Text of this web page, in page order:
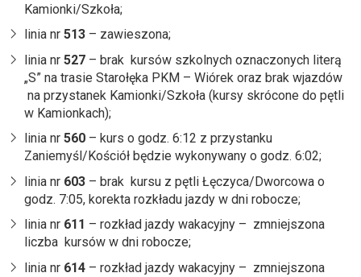
Kamionki/Szkoła;
linia nr 513 – zawieszona;
linia nr 527 – brak kursów szkolnych oznaczonych literą
„S” na trasie Starołęka PKM – Wiórek oraz brak wjazdów
na przystanek Kamionki/Szkoła (kursy skrócone do pętli
w Kamionkach);
linia nr 560 – kurs o godz. 6:12 z przystanku
Zaniemyśl/Kościół będzie wykonywany o godz. 6:02;
linia nr 603 – brak kursu z pętli Łęczyca/Dworcowa o
godz. 7:05, korekta rozkładu jazdy w dni robocze;
linia nr 611 – rozkład jazdy wakacyjny – zmniejszona
liczba kursów w dni robocze;
linia nr 614 – rozkład jazdy wakacyjny – zmniejszona